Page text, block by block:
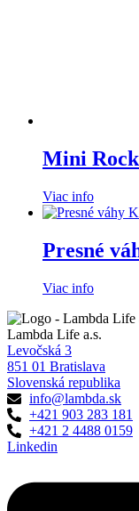
Mini
Viac info
Presné
Viac info
Lambda Life a.s.
Levočská 3
851 01 Bratislava
Slovenská republika
info@lambda.sk
+421 903 283 181
+421 2 4488 0159
Linkedin